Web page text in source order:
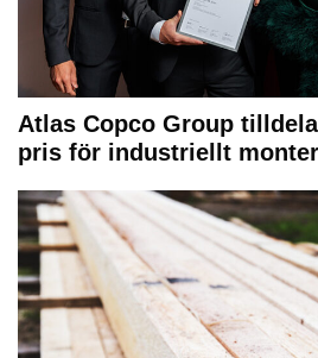
Atlas Copco Group
pris för industriellt